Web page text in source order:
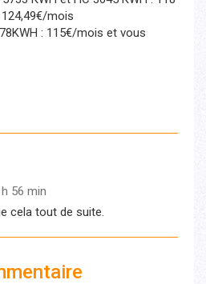
mois
: 115€/mois et vous
56 min
cela tout de suite.